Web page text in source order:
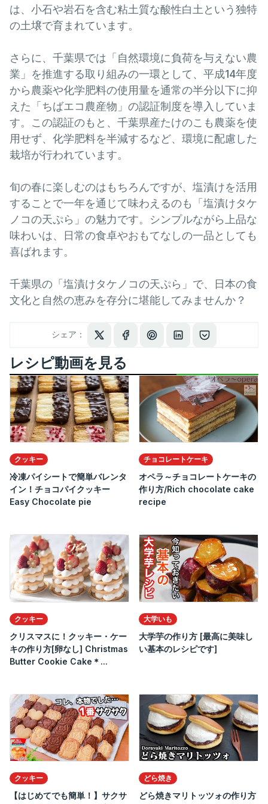
は、小石や岩石を含む粘土質な酸性白土という独特
の土壌で育まれています。
さらに、千葉県では「自然環境に負荷を与えない農
業」を推進する取り組みの一環として、平成14年度
から農薬や化学肥料の使用量を通常の半分以下に抑
えた「ちばエコ農産物」の認証制度を導入していま
す。この認証のもと、千葉県産たけのこも農薬を使
用せず、化学肥料を半減するなど、環境に配慮した
栽培が行われています。
旬の春に楽しむのはもちろんですが、塩漬けを活用
することで一年を通じて味わえるのも「塩漬けタケ
ノコの天ぷら」の魅力です。シンプルながら上品な
味わいは、日常の食卓やおもてなしの一品としても
喜ばれます。
千葉県の「塩漬けタケノコの天ぷら」で、日本の食
文化と自然の恵みを存分に堪能してみませんか？
シェア：
レシピ動画を見る
クッキー
冷凍パイシートで簡単バレンタ
イン！チョコパイクッキー
Easy Chocolate pie
チョコレートケーキ
オペラ～チョコレートケーキの
作り方/Rich chocolate cake
recipe
クッキー
クリスマスに！クッキー・ケー
キの作り方[卵なし] Christmas
Butter Cookie Cake＊...
大学いも
大学芋の作り方 [最高に美味し
い基本のレシピです]
クッキー
【はじめてでも簡単！】サクサ
どら焼き
どら焼きマリトッツォの作り方